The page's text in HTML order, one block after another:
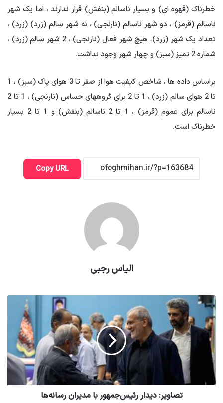
خطرناک (قهوه ای) و بسیار ناسالم (بنفش) قرار ندارند ، اما یک شهر
ناسالم (قرمز) ، دو شهر ناسالم (نارنجی) ، نه شهر سالم (زرد) (زرد) ،
تعداد یک شهر (زرد). هیچ شهر فعال (نارنجی) ، 2 شهر سالم (زرد) ،
شماره 2 تمیز (سبز) و چهار شهر وجود نداشت.
براساس داده ها ، شاخص کیفیت هوا از صفر تا 3 هوای پاک (سبز) ، 1
تا 2 هوای سالم (زرد) ، 1 تا 2 برای گروههای حساس (نارنجی) ، 1 تا 2
ناسالم برای عموم (قرمز) ، 1 تا 2 ناسالم (بنفش) و 1 تا 2 بسیار
خطرناک است.
Copy URL
الیاس رجبی
تصاویر: دیدار رئیس‌جمهور با مدیران رسانه‌ها